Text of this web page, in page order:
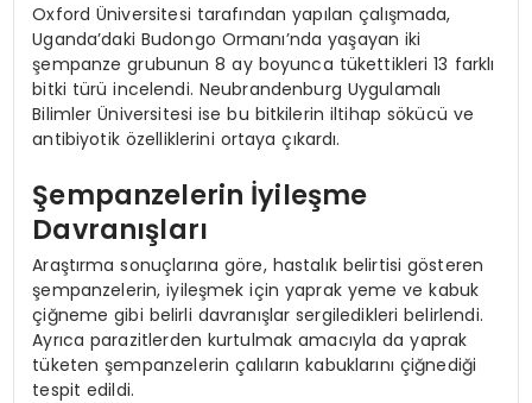
Oxford Üniversitesi tarafından yapılan çalışmada,
Uganda’daki Budongo Ormanı’nda yaşayan iki
şempanze grubunun 8 ay boyunca tükettikleri 13 farklı
bitki türü incelendi. Neubrandenburg Uygulamalı
Bilimler Üniversitesi ise bu bitkilerin iltihap sökücü ve
antibiyotik özelliklerini ortaya çıkardı.
Şempanzelerin İyileşme
Davranışları
Araştırma sonuçlarına göre, hastalık belirtisi gösteren
şempanzelerin, iyileşmek için yaprak yeme ve kabuk
çiğneme gibi belirli davranışlar sergiledikleri belirlendi.
Ayrıca parazitlerden kurtulmak amacıyla da yaprak
tüketen şempanzelerin çalıların kabuklarını çiğnediği
tespit edildi.